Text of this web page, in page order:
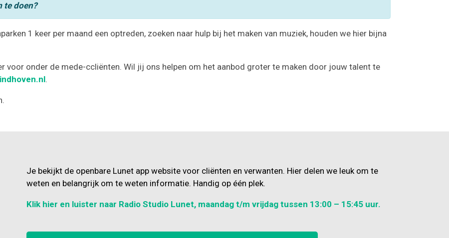
te doen?
1 keer per maand een optreden, zoeken naar hulp bij het maken van muziek, houden we hier bijna
voor onder de mede-ccliënten. Wil jij ons helpen om het aanbod groter te maken door jouw talent te
.
Je bekijkt de openbare Lunet app website voor cliënten en verwanten. Hier delen we leuk om te
weten en belangrijk om te weten informatie. Handig op één plek.
Klik hier en luister naar Radio Studio Lunet, maandag t/m vrijdag tussen 13:00 – 15:45 uur.